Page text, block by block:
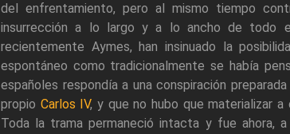
del enfrentamiento, pero al mismo tiempo
insurrección a lo largo y a lo ancho de todo
recientemente Aymes, han insinuado la
espontáneo como tradicionalmente se había
españoles respondía a una conspiración
propio Carlos IV, y que no hubo que materializar
Toda la trama permaneció intacta y fue ahora,